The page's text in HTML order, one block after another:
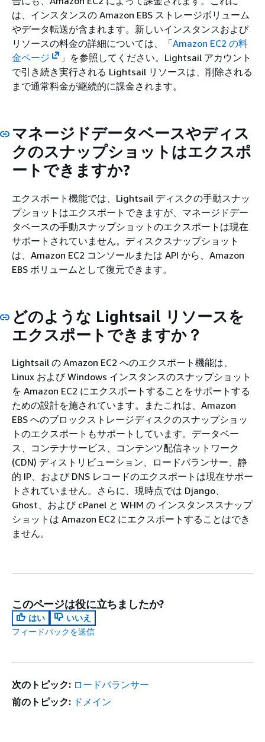
は、インスタンスの Amazon EBS ストレージボリューム
やデータ転送が含まれます。新しいインスタンスおよび
リソースの料金の詳細については、「Amazon EC2 の料
金ページ
」を参照してください。Lightsail アカウント
で引き続き実行される Lightsail リソースは、削除される
まで通常料金が継続的に課金されます。
マネージドデータベースやディス
クのスナップショットはエクスポ
ートできますか?
エクスポート機能では、Lightsail ディスクの手動スナッ
プショットはエクスポートできますが、マネージドデー
タベースの手動スナップショットのエクスポートは現在
サポートされていません。ディスクスナップショット
は、Amazon EC2 コンソールまたは API から、Amazon
EBS ボリュームとして復元できます。
どのような Lightsail リソースを
エクスポートできますか？
Lightsail の Amazon EC2 へのエクスポート機能は、
Linux および Windows インスタンスのスナップショット
を Amazon EC2 にエクスポートすることをサポートする
ための設計を施されています。またこれは、Amazon
EBS へのブロックストレージディスクのスナップショッ
トのエクスポートもサポートしています。データベー
ス、コンテナサービス、コンテンツ配信ネットワーク
(CDN) ディストリビューション、ロードバランサー、静
的 IP、および DNS レコードのエクスポートは現在サポー
トされていません。さらに、現時点では Django、
Ghost、および cPanel と WHM の インスタンススナップ
ショットは Amazon EC2 にエクスポートすることはでき
ません。
このページは役に立ちましたか?
はい
いいえ
フィードバックを送信
次のトピック: ロードバランサー
前のトピック: ドメイン